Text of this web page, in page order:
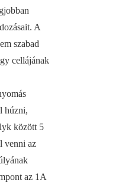
A
szabad
cellájának
húzni,
között 5
venni az
az 1A